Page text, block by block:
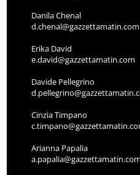
Danila Chenal
d.chenal@gazzettamatin.com
Erika David
e.david@gazzettamatin.com
Davide Pellegrino
Cinzia Timpano
Arianna Papalia
a.papalia@gazzettamatin.com